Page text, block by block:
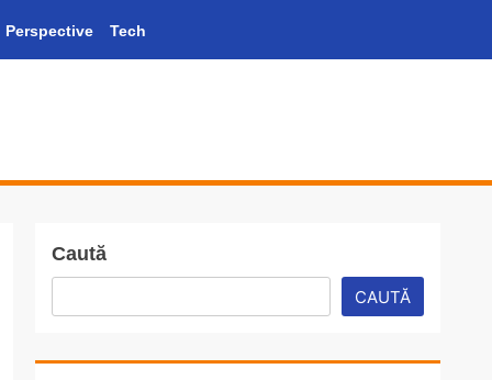
Perspective Tech
Caută
CAUTĂ